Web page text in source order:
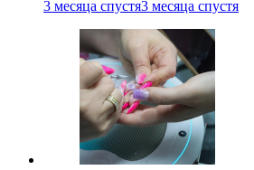
3 месяца спустя3 месяца спустя